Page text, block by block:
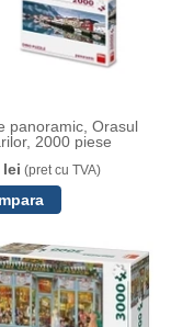
panoramic, Orasul
2000 piese
lei (pret cu TVA)